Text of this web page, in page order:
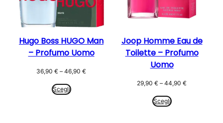
Hugo Boss HUGO Man
– Profumo Uomo
36,90 € – 46,90 €
Scegli
Joop Homme Eau de
Toilette – Profumo
Uomo
29,90 € – 44,90 €
Scegli